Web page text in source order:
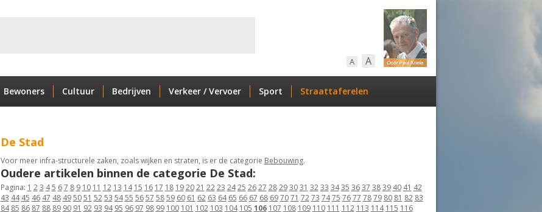
A A
Bewoners Cultuur Bedrijven Verkeer / Vervoer Sport Straattaferelen
De Stad
Voor meer infra-structurele zaken, zoals wijken en straten, is er de categorie Bebouwing.
Oudere artikelen binnen de categorie De Stad:
Pagina: 1 2 3 4 5 6 7 8 9 10 11 12 13 14 15 16 17 18 19 20 21 22 23 24 25 26 27 28 29 30 31 32 33 34 35 36 37 38 39 40 41 42
43 44 45 46 47 48 49 50 51 52 53 54 55 56 57 58 59 60 61 62 63 64 65 66 67 68 69 70 71 72 73 74 75 76 77 78 79 80 81 82 83
84 85 86 87 88 89 90 91 92 93 94 95 96 97 98 99 100 101 102 103 104 105 106 107 108 109 110 111 112 113 114 115 116